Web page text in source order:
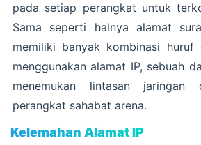
pada setiap perangkat untuk
Sama seperti halnya alamat
memiliki banyak kombinasi huruf
menggunakan alamat IP, sebuah
menemukan lintasan
perangkat sahabat arena.
Kelemahan Alamat IP